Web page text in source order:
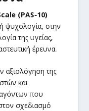
(PAS-10)
ψυχολογία, στην
της υγείας,
έρευνα.
αξιολόγηση της
και
που
σχεδιασμό